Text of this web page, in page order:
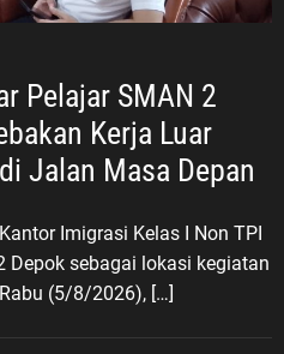
Pelajar SMAN 2
Kerja Luar
Imigrasi Kelas I Non TPI
Depok sebagai lokasi kegiatan
(5/8/2026), […]